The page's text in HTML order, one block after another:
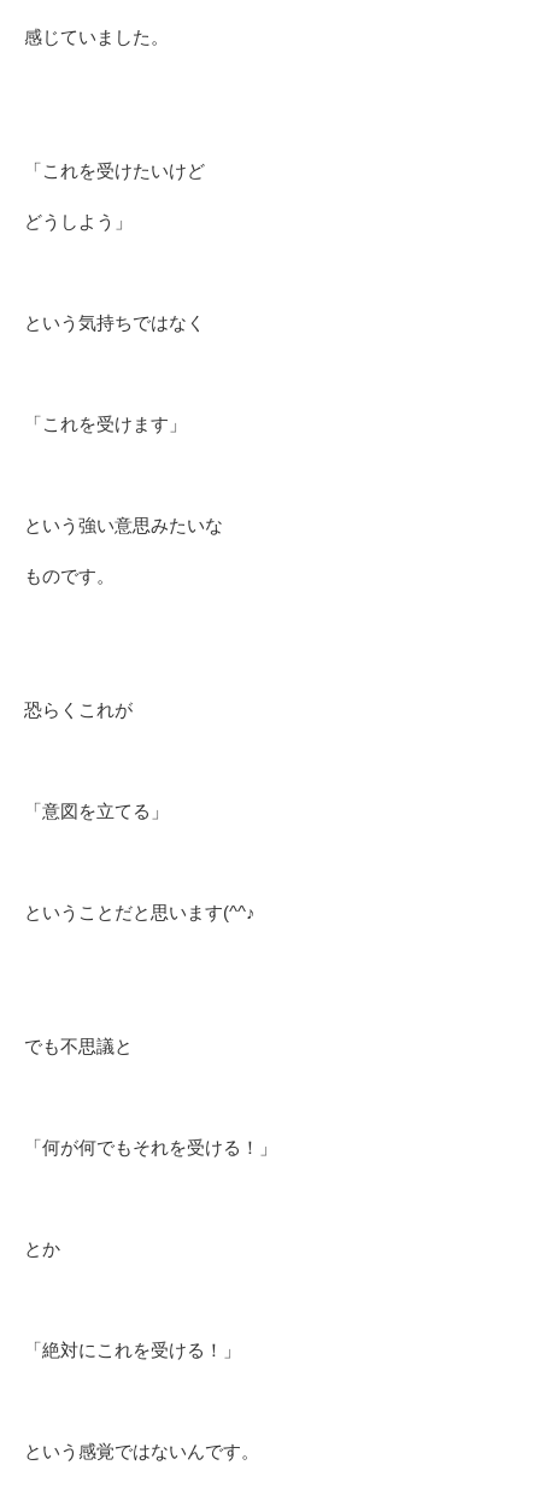
感じていました。
「これを受けたいけど
どうしよう」
という気持ちではなく
「これを受けます」
という強い意思みたいな
ものです。
恐らくこれが
「意図を立てる」
ということだと思います(^^♪
でも不思議と
「何が何でもそれを受ける！」
とか
「絶対にこれを受ける！」
という感覚ではないんです。